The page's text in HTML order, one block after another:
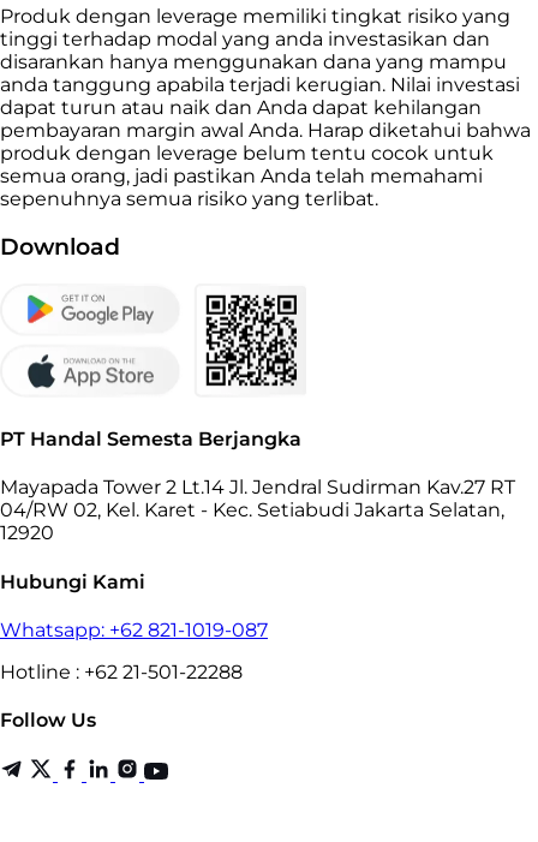
Produk dengan leverage memiliki tingkat risiko yang
tinggi terhadap modal yang anda investasikan dan
disarankan hanya menggunakan dana yang mampu
anda tanggung apabila terjadi kerugian. Nilai investasi
dapat turun atau naik dan Anda dapat kehilangan
pembayaran margin awal Anda. Harap diketahui bahwa
produk dengan leverage belum tentu cocok untuk
semua orang, jadi pastikan Anda telah memahami
sepenuhnya semua risiko yang terlibat.
Download
PT Handal Semesta Berjangka
Mayapada Tower 2 Lt.14 Jl. Jendral Sudirman Kav.27 RT
04/RW 02, Kel. Karet - Kec. Setiabudi Jakarta Selatan,
12920
Hubungi Kami
Whatsapp: +62 821-1019-087
Hotline : +62 21-501-22288
Follow Us